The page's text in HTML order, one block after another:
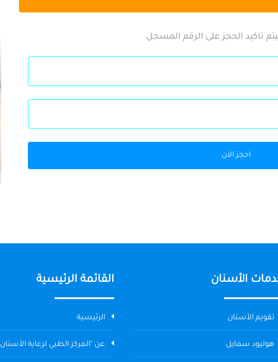
تاكيد الحجز على الرقم المسجل
احجز الان
الأسنان
تقويم الأسنان
هوليود سمايل
القائمة الرئيسية
الرئيسية
عن "المركز الطبي لرعاية الأسنان"